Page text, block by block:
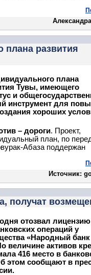
плана развития
плана
Тувы, имеющего
и
инструмент для
хороших
– дороги. Проект,
план, по
Абаза поддержан
Источник:
получат
отозвал
операций у
«Народный
активов
416 место в
этом сообщают в